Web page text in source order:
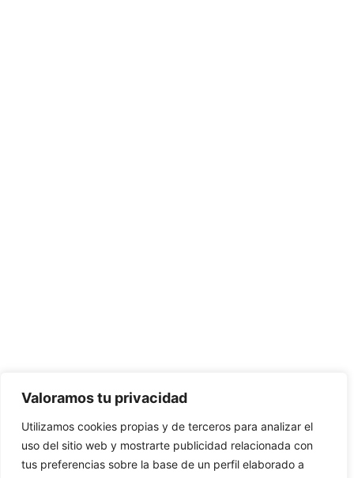
Valoramos tu privacidad
Utilizamos cookies propias y de terceros para analizar el
uso del sitio web y mostrarte publicidad relacionada con
tus preferencias sobre la base de un perfil elaborado a